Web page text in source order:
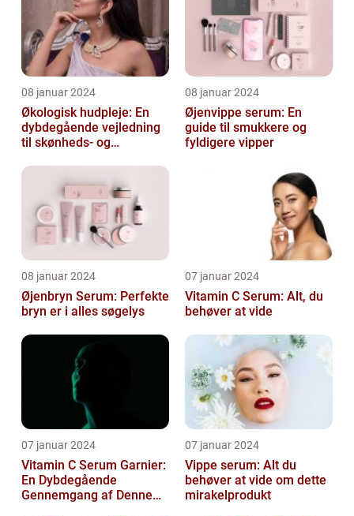
08 januar 2024
Økologisk hudpleje: En
dybdegående vejledning
til skønheds- og
08 januar 2024
Øjenvippe serum: En
guide til smukkere og
fyldigere vipper
08 januar 2024
Øjenbryn Serum: Perfekte
bryn er i alles søgelys
07 januar 2024
Vitamin C Serum: Alt, du
behøver at vide
07 januar 2024
Vitamin C Serum Garnier:
En Dybdegående
Gennemgang af Denne
07 januar 2024
Vippe serum: Alt du
behøver at vide om dette
mirakelprodukt